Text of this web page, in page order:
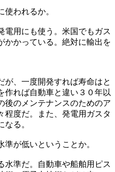
われるか。
電用にも使う。米国でもガス
かかっている。絶対に輸出を
が、一度開発すれば寿命はと
作れば自動車と違い３０年以
後のメンテナンスのためのア
程度だ。また、発電用ガスタ
る。
が低いということか。
水準だ。自動車や船舶用ピス